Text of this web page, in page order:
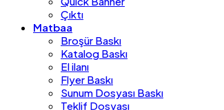
Çıktı
Matbaa
Broşür Baskı
Katalog Baskı
El ilanı
Flyer Baskı
Sunum Dosyası Baskı
Teklif Dosyası